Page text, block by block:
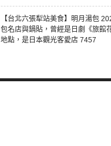
【台北六張犁站美食】明月湯包
包名店與鍋貼，曾經是日劇《旅館
地點，是日本觀光客愛店 7457